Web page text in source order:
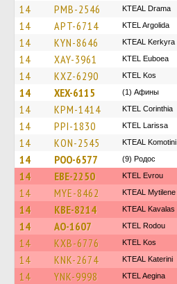
14 PMB-2546 KTEAL Drama
14 APT-6714 KTEL Argolida
14 KYN-8646 KTEAL Kerkyra
14 XAY-3961 ΚΤΕL Euboea
14 KXZ-6290 KTEL Kos
14 XEX-6115 (1) Афины
14 KPM-1414 KTEL Corinthia
14 PPI-1830 KTEL Larissa
14 KON-2545 KTEAL Komotini
14 POO-6577 (9) Родос
14 EBE-2250 KTEL Evrou
14 MYE-8462 KTEAL Mytilene
14 KBE-8214 KTEAL Kavalas
14 AO-1607 ΚΤΕL Rodou
14 KXB-6776 KTEL Kos
14 KNK-2674 KTEAL Katerini
14 YNK-9998 KTEL Aegina